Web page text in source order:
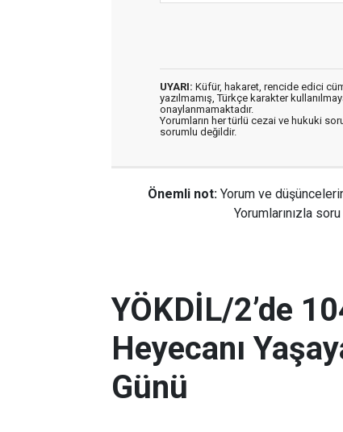
UYARI: Küfür, hakaret, rencide edici
yazılmamış, Türkçe karakter
onaylanmamaktadır.
Yorumların her türlü cezai ve hukuki
sorumlu değildir.
Önemli not: Yorum ve
Yorumlarınızla
YÖKDİL/2’de
Heyecanı
Günü